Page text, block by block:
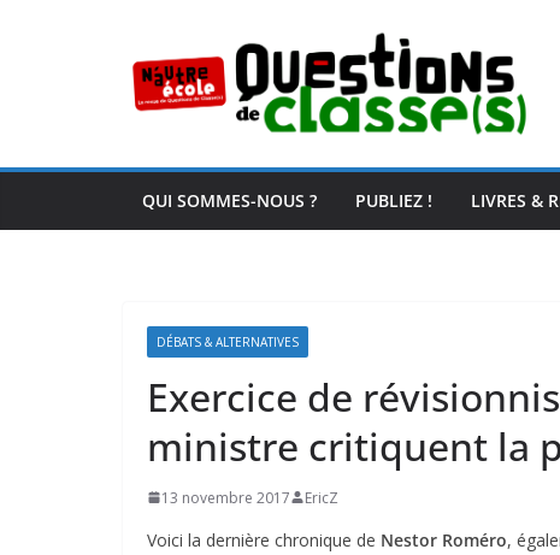
QUI SOMMES-NOUS ? PUBLIEZ ! LIVRES &
DÉBATS & ALTERNATIVES
Exercice de
ministre critiquent la
13 novembre 2017 EricZ
Voici la dernière chronique de Nestor Roméro,